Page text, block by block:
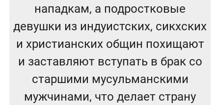
нападкам, а подростковые
девушки из индуистских, сикхских
и христианских общин похищают
и заставляют вступать в брак со
старшими мусульманскими
мужчинами, что делает страну